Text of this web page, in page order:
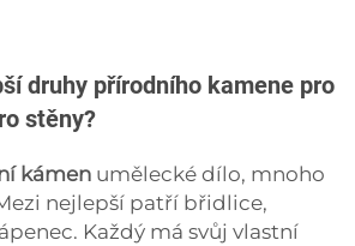
druhy přírodního kamene pro
stěny?
kámen umělecké dílo, mnoho
nejlepší patří břidlice,
Každý má svůj vlastní